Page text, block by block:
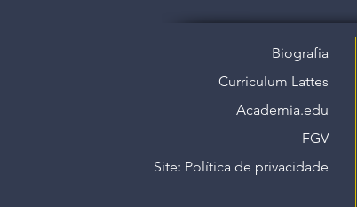
Biografia
Curriculum Lattes
Academia.edu
FGV
Site: Política de privacidade​